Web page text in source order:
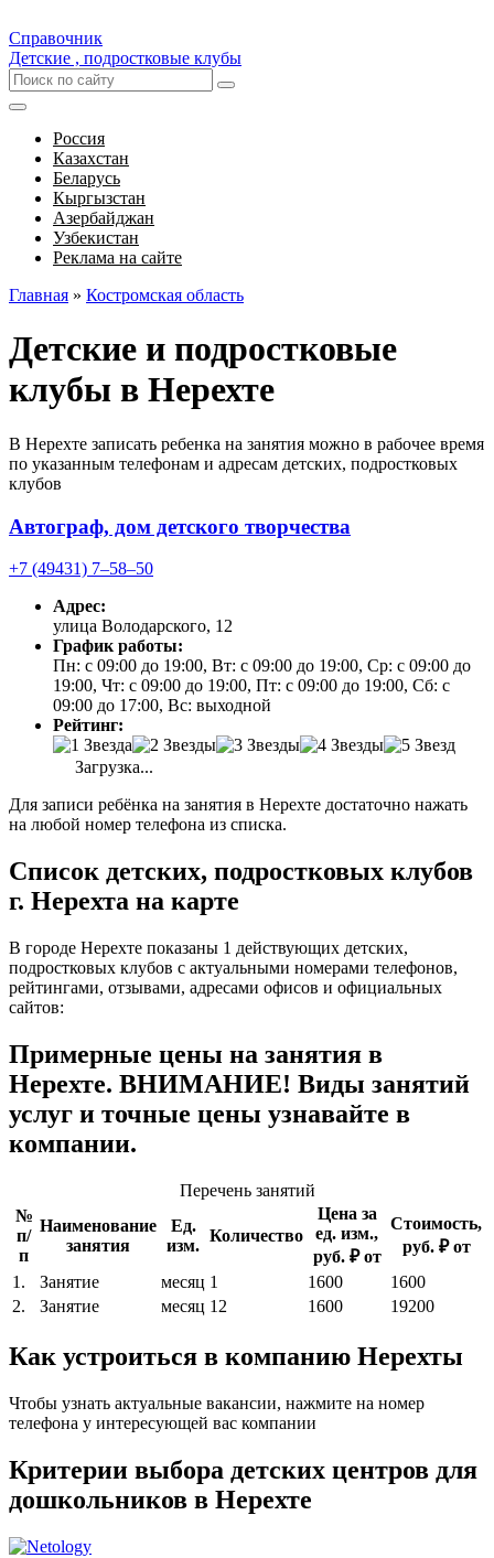
Справочник
Детские , подростковые клубы
Россия
Казахстан
Беларусь
Кыргызстан
Азербайджан
Узбекистан
Реклама на сайте
Главная » Костромская область
Детские и подростковые
клубы в Нерехте
В Нерехте записать ребенка на занятия можно в рабочее время
по указанным телефонам и адресам детских, подростковых
клубов
Автограф, дом детского творчества
+7 (49431) 7‒58‒50
Адрес:
улица Володарского, 12
График работы:
Пн: с 09:00 до 19:00, Вт: с 09:00 до 19:00, Ср: с 09:00 до
19:00, Чт: с 09:00 до 19:00, Пт: с 09:00 до 19:00, Сб: с
09:00 до 17:00, Вс: выходной
Рейтинг:
Загрузка...
Для записи ребёнка на занятия в Нерехте достаточно нажать
на любой номер телефона из списка.
Список детских, подростковых клубов
г. Нерехта на карте
В городе Нерехте показаны 1 действующих детских,
подростковых клубов с актуальными номерами телефонов,
рейтингами, отзывами, адресами офисов и официальных
сайтов:
Примерные цены на занятия в
Нерехте. ВНИМАНИЕ! Виды занятий
услуг и точные цены узнавайте в
компании.
Перечень занятий
№
п/
п
Наименование
занятия
Ед.
изм.
Количество
Цена за
ед. изм.,
руб. ₽ от
Стоимость,
руб. ₽ от
1.
Занятие месяц 1 1600
1600
2.
Занятие месяц 12 1600 19200
Как устроиться в компанию Нерехты
Чтобы узнать актуальные вакансии, нажмите на номер
телефона у интересующей вас компании
Критерии выбора детских центров для
дошкольников в Нерехте